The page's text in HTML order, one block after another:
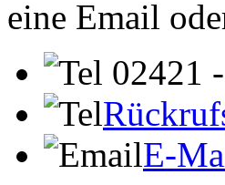
eine Email
02421
E-